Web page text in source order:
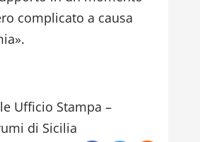
complicato a causa
Ufficio Stampa –
di Sicilia